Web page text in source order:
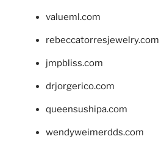
valueml.com
rebeccatorresjewelry.com
jmpbliss.com
drjorgerico.com
queensushipa.com
wendyweimerdds.com